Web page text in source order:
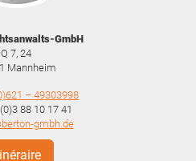
GmbH
Q 7, 24
Mannheim
– 49303998
88 10 17 41
gmbh.de